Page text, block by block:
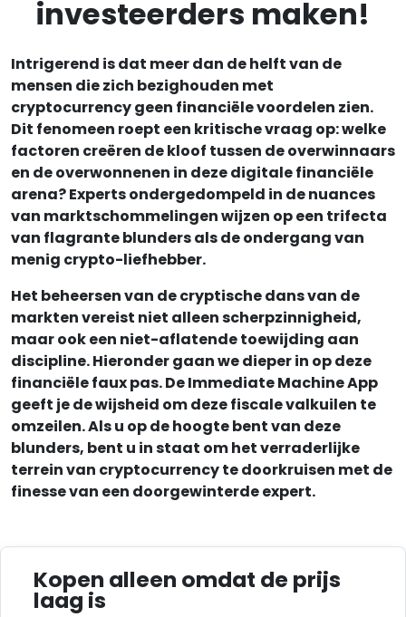
investeerders maken!
Intrigerend is dat meer dan de helft van de
mensen die zich bezighouden met
cryptocurrency geen financiële voordelen zien.
Dit fenomeen roept een kritische vraag op: welke
factoren creëren de kloof tussen de overwinnaars
en de overwonnenen in deze digitale financiële
arena? Experts ondergedompeld in de nuances
van marktschommelingen wijzen op een trifecta
van flagrante blunders als de ondergang van
menig crypto-liefhebber.
Het beheersen van de cryptische dans van de
markten vereist niet alleen scherpzinnigheid,
maar ook een niet-aflatende toewijding aan
discipline. Hieronder gaan we dieper in op deze
financiële faux pas. De Immediate Machine App
geeft je de wijsheid om deze fiscale valkuilen te
omzeilen. Als u op de hoogte bent van deze
blunders, bent u in staat om het verraderlijke
terrein van cryptocurrency te doorkruisen met de
finesse van een doorgewinterde expert.
Kopen alleen omdat de prijs
laag is